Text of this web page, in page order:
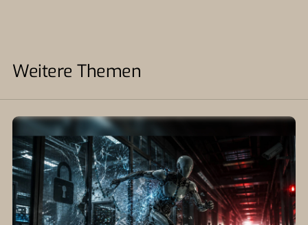
Weitere Themen